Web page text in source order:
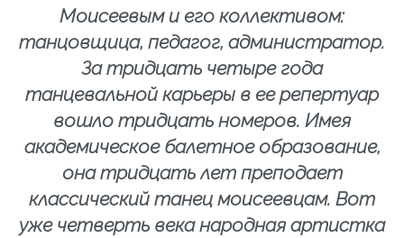
Моисеевым и его коллективом:
танцовщица, педагог, администратор.
За тридцать четыре года
танцевальной карьеры в ее репертуар
вошло тридцать номеров. Имея
академическое балетное образование,
она тридцать лет преподает
классический танец моисеевцам. Вот
уже четверть века народная артистка